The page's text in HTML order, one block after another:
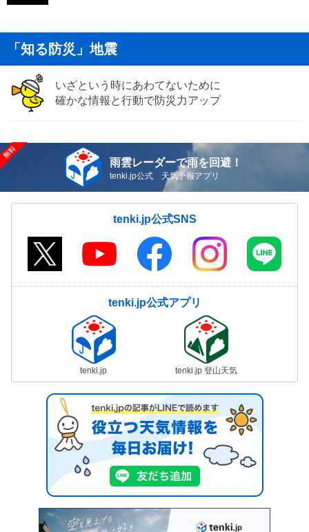
「知る防災」地震
いざという時にあわてないために
確かな情報と行動で防災力アップ
雨雲レーダーで雨を回避！
tenki.jp公式 天気予報アプリ
tenki.jp公式SNS
tenki.jp公式アプリ
tenki.jp tenki.jp 登山天気